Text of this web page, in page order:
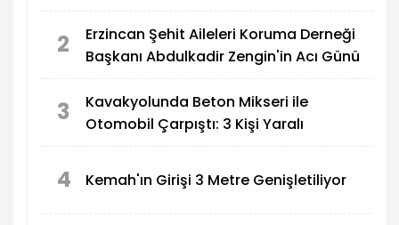
2
Erzincan Şehit Aileleri Koruma Derneği
Başkanı Abdulkadir Zengin'in Acı Günü
3
Kavakyolunda Beton Mikseri ile
Otomobil Çarpıştı: 3 Kişi Yaralı
4 Kemah'ın Girişi 3 Metre Genişletiliyor